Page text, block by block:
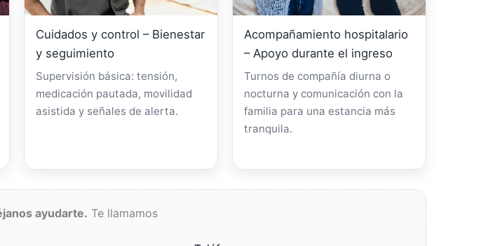
Cuidados y control – Bienestar
y seguimiento
Supervisión básica: tensión,
medicación pautada, movilidad
asistida y señales de alerta.
Acompañamiento hospitalario
– Apoyo durante el ingreso
Turnos de compañía diurna o
nocturna y comunicación con la
familia para una estancia más
tranquila.
ayudarte. Te llamamos